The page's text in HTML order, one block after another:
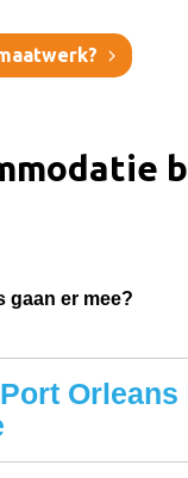
gaan er mee?
Orleans